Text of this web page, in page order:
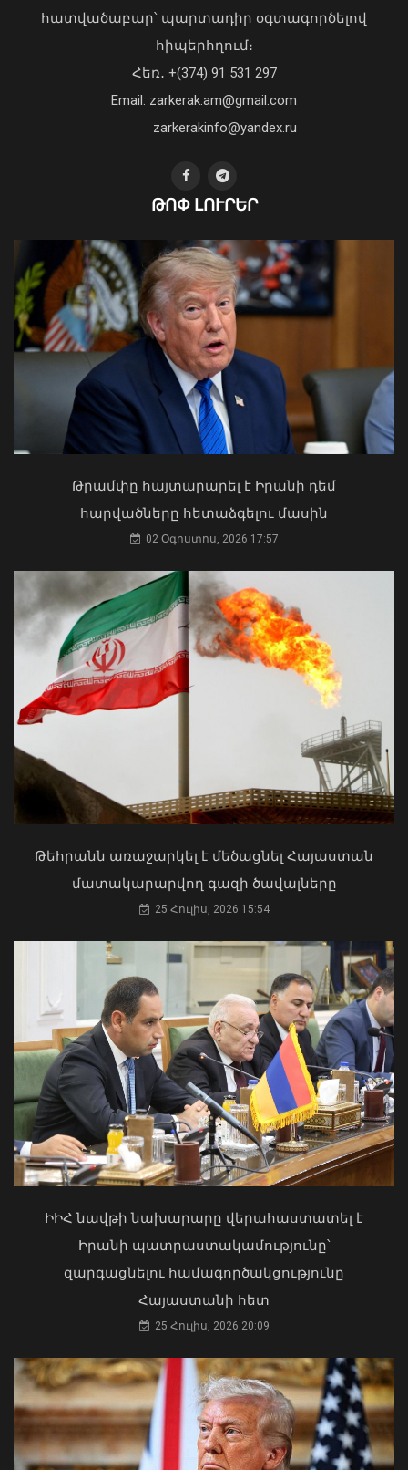
Picsart ընկերության հիմնադիր և
գործադիր տնօրեն Հովհաննես
06 Օգոստոս, 2026 22:51
Խոշոր հրդեհ է բռնկվել Երևանի
Սիլիկյան թաղամասի
հարևանությամբ գտնվող
06 Օգոստոս, 2026 22:33
Վթար Լոռու մարզում․ փրկարարները
վարորդին դուրս են բերել
արգելափակումից
Փոփոխություններ են կատարվել
երթուղիներում
06 Օգոստոս, 2026 21:47
Վարչապետ Փաշինյանն այցելել է
«ԷԼԵՎԵՅԹ ԷՅԱՅ» արհեստական
բանականության գործարան
Ի՞նչ ուղերձ էր ոտքի չկանգնելը.
Աղաջանյանը` ընդդիմությանը
Մկրտության արարողությունից հետո
Արտաշատում 14 մարդ թունավորման
ախտանիշներով դիմել է ԲԿ. ՀՎԿԱԿ
02 Օգոստոս, 2026 15:06
«Ուժեղ Հայաստան»-ը դեմ է
քվեարկելու ԱԺ նախագահի
պաշտոնում Ռուբեն Ռուբինյանի
03 Օգոստոս, 2026 13:13
հատվածաբար՝ պարտադիր օգտագործելով
հիպերհղում։
Հեռ․ +(374) 91 531 297
Email: zarkerak.am@gmail.com
zarkerakinfo@yandex.ru
ԹՈՓ ԼՈՒՐԵՐ
Թրամփը հայտարարել է Իրանի դեմ
հարվածները հետաձգելու մասին
02 Օգոստոս, 2026 17:57
Թեհրանն առաջարկել է մեծացնել Հայաստան
մատակարարվող գազի ծավալները
25 Հուլիս, 2026 15:54
ԻԻՀ նավթի նախարարը վերահաստատել է
Իրանի պատրաստակամությունը՝
զարգացնելու համագործակցությունը
Հայաստանի հետ
25 Հուլիս, 2026 20:09